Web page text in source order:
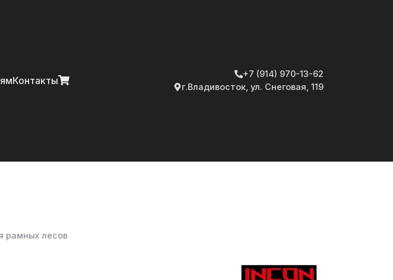
Контакты
+7 (914) 970-13-62
г.Владивосток, ул. Снеговая, 119
рамных лесов